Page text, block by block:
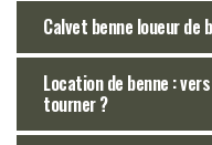
Calvet benne loueur de
Location de benne :
tourner ?